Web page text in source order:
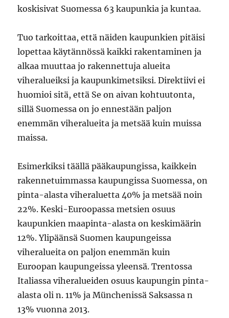
koskisivat Suomessa 63 kaupunkia ja kuntaa.
Tuo tarkoittaa, että näiden kaupunkien pitäisi
lopettaa käytännössä kaikki rakentaminen ja
alkaa muuttaa jo rakennettuja alueita
viheralueiksi ja kaupunkimetsiksi. Direktiivi ei
huomioi sitä, että Se on aivan kohtuutonta,
sillä Suomessa on jo ennestään paljon
enemmän viheralueita ja metsää kuin muissa
maissa.
Esimerkiksi täällä pääkaupungissa, kaikkein
rakennetuimmassa kaupungissa Suomessa, on
pinta-alasta viheraluetta 40% ja metsää noin
22%. Keski-Euroopassa metsien osuus
kaupunkien maapinta-alasta on keskimäärin
12%. Ylipäänsä Suomen kaupungeissa
viheralueita on paljon enemmän kuin
Euroopan kaupungeissa yleensä. Trentossa
Italiassa viheralueiden osuus kaupungin pinta-
alasta oli n. 11% ja Münchenissä Saksassa n
13% vuonna 2013.